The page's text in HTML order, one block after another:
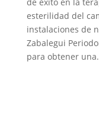
esterilidad del
instalaciones de
Zabalegui
para obtener